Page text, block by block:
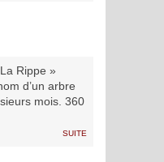
Rippe »
d’un arbre
mois. 360
suite